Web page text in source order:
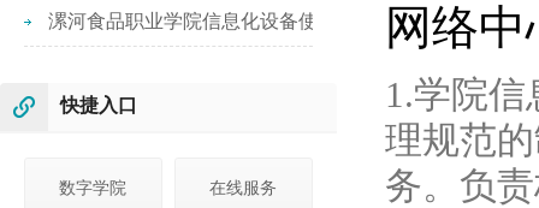
漯河食品职业学院信息化设备使用管理移交单
快捷入口
数字学院 在线服务
网络
1.学院
理规范
务。负